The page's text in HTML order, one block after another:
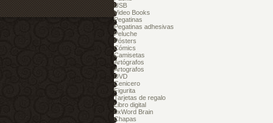
USB
Video Books
Pegatinas
Pegatinas adhesivas
Peluche
Pósters
Cómics
Camisetas
Artógrafos
Artografos
DVD
Cenicero
Figurita
Tarjetas de regalo
Libro digital
0xWord Brain
Chapas